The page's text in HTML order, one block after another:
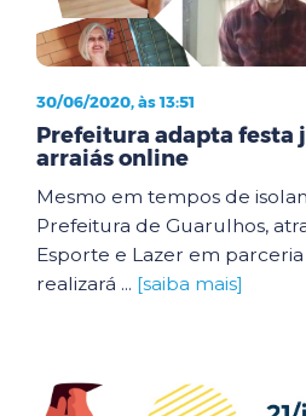
30/06/2020, às 13:51
Prefeitura adapta festa
arraiás online
Mesmo em tempos de
Prefeitura de Guarulhos,
Esporte e Lazer em
realizará ... [saiba mais]